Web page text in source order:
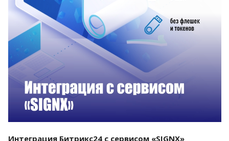
Смотреть проект
Интеграция Битрикс24 с сервисом «SIGNX»